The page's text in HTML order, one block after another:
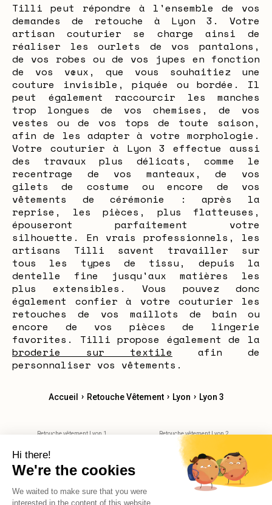
Tilli peut répondre à l'ensemble de vos
demandes de retouche à Lyon 3. Votre
artisan couturier se charge ainsi de
réaliser les ourlets de vos pantalons,
de vos robes ou de vos jupes en fonction
de vos vœux, que vous souhaitiez une
couture invisible, piquée ou bordée. Il
peut également raccourcir les manches
trop longues de vos chemises, de vos
vestes ou de vos tops de toute saison,
afin de les adapter à votre morphologie.
Votre couturier à Lyon 3 effectue aussi
des travaux plus délicats, comme le
recentrage de vos manteaux, de vos
gilets de costume ou encore de vos
vêtements de cérémonie : après la
reprise, les pièces, plus flatteuses,
épouseront parfaitement votre
silhouette. En vrais professionnels, les
artisans Tilli savent travailler sur
tous les types de tissu, depuis la
dentelle fine jusqu'aux matières les
plus extensibles. Vous pouvez donc
également confier à votre couturier les
retouches de vos maillots de bain ou
encore de vos pièces de lingerie
favorites. Tilli propose également de la
broderie sur textile afin de
personnaliser vos vêtements.
Accueil › Retouche Vêtement › Lyon › Lyon 3
Retouche vêtement Lyon 1
Retouche vêtement Lyon 2
Retouche vêtement Lyon 5
Retouche vêtement Lyon 6
Retouche vêtement Lyon 7
Retouche vêtement Lyon 8
Retouche vêtement Lyon 9
Retouche vêtement Bron
Retouche vêtement Saint-Priest